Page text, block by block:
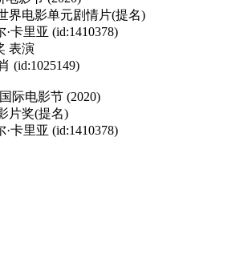
电影单元剧情片(提名)
亚 (id:1410378)
表演
电影节 (2020)
奖(提名)
亚 (id:1410378)